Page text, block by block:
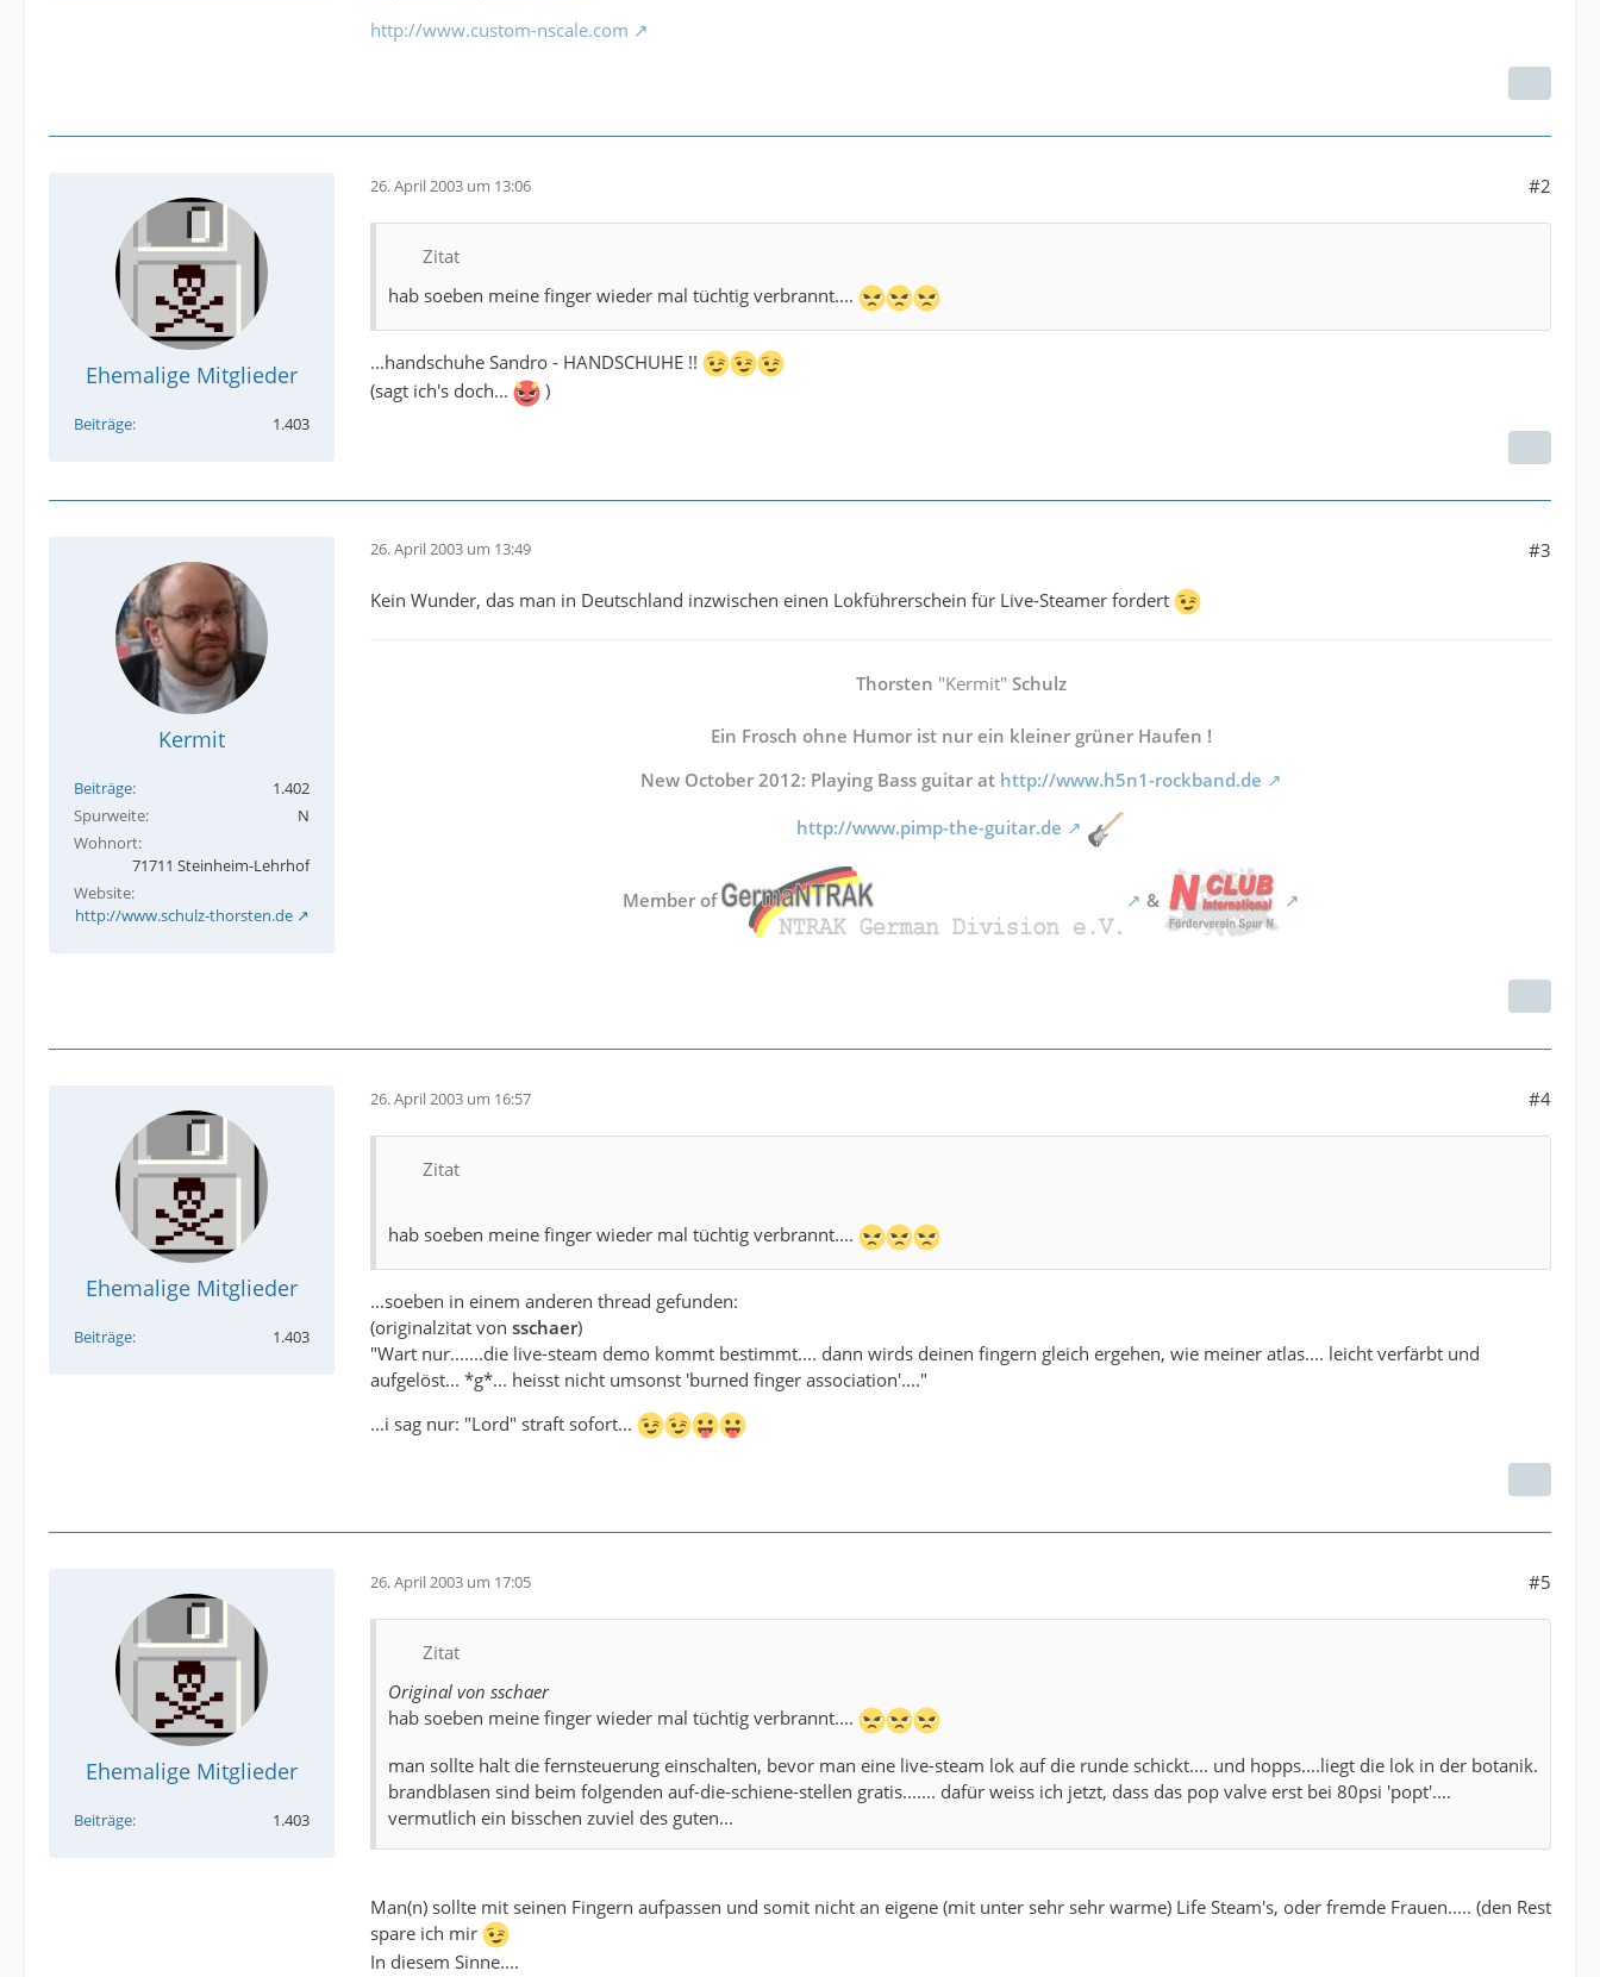
http://www.custom-nscale.com
Ehemalige Mitglieder
Beiträge 1.403
26. April 2003 um 13:06 #2
Zitat
hab soeben meine finger wieder mal tüchtig verbrannt....
...handschuhe Sandro - HANDSCHUHE !!
(sagt ich's doch...
)
Kermit
Beiträge
1.402
Spurweite
N
Wohnort
71711 Steinheim-Lehrhof
Website
http://www.schulz-thorsten.de
26. April 2003 um 13:49 #3
Kein Wunder, das man in Deutschland inzwischen einen Lokführerschein für Live-Steamer fordert
Thorsten "Kermit" Schulz
Ein Frosch ohne Humor ist nur ein kleiner grüner Haufen !
New October 2012: Playing Bass guitar at http://www.h5n1-rockband.de
http://www.pimp-the-guitar.de
Member of &
Ehemalige Mitglieder
Beiträge 1.403
26. April 2003 um 16:57 #4
Zitat
hab soeben meine finger wieder mal tüchtig verbrannt....
...soeben in einem anderen thread gefunden:
(originalzitat von sschaer)
"Wart nur.......die live-steam demo kommt bestimmt.... dann wirds deinen fingern gleich ergehen, wie meiner atlas.... leicht verfärbt und
aufgelöst... *g*... heisst nicht umsonst 'burned finger association'...."
...i sag nur: "Lord" straft sofort...
Ehemalige Mitglieder
Beiträge 1.403
26. April 2003 um 17:05 #5
Zitat
Original von sschaer
hab soeben meine finger wieder mal tüchtig verbrannt....
man sollte halt die fernsteuerung einschalten, bevor man eine live-steam lok auf die runde schickt.... und hopps....liegt die lok in der botanik.
brandblasen sind beim folgenden auf-die-schiene-stellen gratis....... dafür weiss ich jetzt, dass das pop valve erst bei 80psi 'popt'....
vermutlich ein bisschen zuviel des guten...
Man(n) sollte mit seinen Fingern aufpassen und somit nicht an eigene (mit unter sehr sehr warme) Life Steam's, oder fremde Frauen..... (den Rest
spare ich mir
In diesem Sinne....